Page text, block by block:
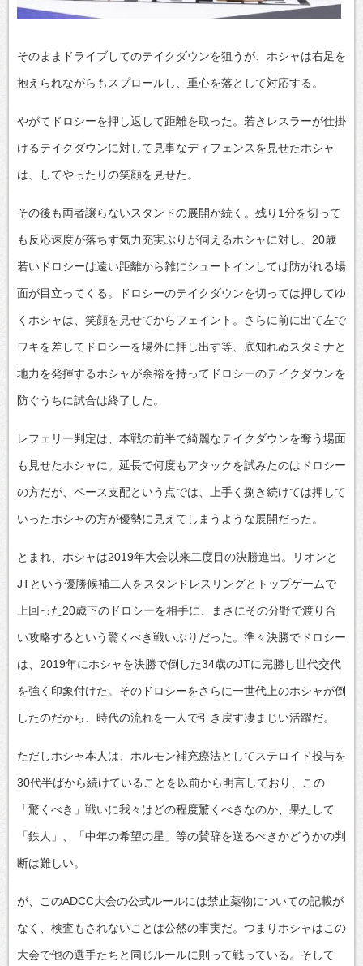
そのままドライブしてのテイクダウンを狙うが、ホシャは右足を
抱えられながらもスプロールし、重心を落として対応する。
やがてドロシーを押し返して距離を取った。若きレスラーが仕掛
けるテイクダウンに対して見事なディフェンスを見せたホシャ
は、してやったりの笑顔を見せた。
その後も両者譲らないスタンドの展開が続く。残り1分を切って
も反応速度が落ちず気力充実ぶりが伺えるホシャに対し、20歳
若いドロシーは遠い距離から雑にシュートインしては防がれる場
面が目立ってくる。ドロシーのテイクダウンを切っては押してゆ
くホシャは、笑顔を見せてからフェイント。さらに前に出て左で
ワキを差してドロシーを場外に押し出す等、底知れぬスタミナと
地力を発揮するホシャが余裕を持ってドロシーのテイクダウンを
防ぐうちに試合は終了した。
レフェリー判定は、本戦の前半で綺麗なテイクダウンを奪う場面
も見せたホシャに。延長で何度もアタックを試みたのはドロシー
の方だが、ペース支配という点では、上手く捌き続けては押して
いったホシャの方が優勢に見えてしまうような展開だった。
とまれ、ホシャは2019年大会以来二度目の決勝進出。リオンと
JTという優勝候補二人をスタンドレスリングとトップゲームで
上回った20歳下のドロシーを相手に、まさにその分野で渡り合
い攻略するという驚くべき戦いぶりだった。準々決勝でドロシー
は、2019年にホシャを決勝で倒した34歳のJTに完勝し世代交代
を強く印象付けた。そのドロシーをさらに一世代上のホシャが倒
したのだから、時代の流れを一人で引き戻す凄まじい活躍だ。
ただしホシャ本人は、ホルモン補充療法としてステロイド投与を
30代半ばから続けていることを以前から明言しており、この
「驚くべき」戦いに我々はどの程度驚くべきなのか、果たして
「鉄人」、「中年の希望の星」等の賛辞を送るべきかどうかの判
断は難しい。
が、このADCC大会の公式ルールには禁止薬物についての記載が
なく、検査もされないことは公然の事実だ。つまりホシャはこの
大会で他の選手たちと同じルールに則って戦っている。そして